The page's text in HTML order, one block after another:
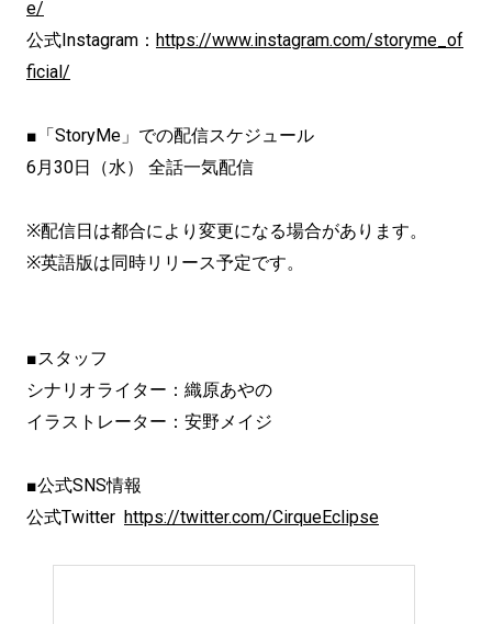
e/
公式Instagram： https://www.instagram.com/storyme_of
ficial/
■「StoryMe」での配信スケジュール
6月30日（水） 全話一気配信
※配信日は都合により変更になる場合があります。
※英語版は同時リリース予定です。
■スタッフ
シナリオライター：織原あやの
イラストレーター：安野メイジ
■公式SNS情報
公式Twitter https://twitter.com/CirqueEclipse